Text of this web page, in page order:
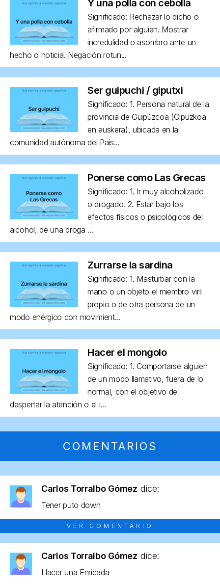
Y una polla con cebolla
Significado: Rechazar lo dicho o
afirmado por alguien. Mostrar
incredulidad o asombro ante un
hecho o noticia. Negación rotun...
Ser guipuchi / giputxi
Significado: 1. Persona natural de la
provincia de Guipúzcoa (Gipuzkoa
en euskera), ubicada en la
comunidad autónoma del País...
Ponerse como Las Grecas
Significado: 1. Ir muy alcoholizado
o drogado. 2. Estar bajo los
efectos físicos o psicológicos del
alcohol, de una droga ...
Zurrarse la sardina
Significado: 1. Masturbar con la
mano o un objeto el miembro viril
propio o de otra persona de un
modo enérgico con movimient...
Hacer el mongolo
Significado: 1. Comportarse alguien
de un modo llamativo, fuera de lo
normal, con el objetivo de
despertar la atención o el i...
COMENTARIOS
Carlos Torralbo Gómez dice:
Tener puto down
VER COMENTARIO
Carlos Torralbo Gómez dice:
Hacer una Enricada